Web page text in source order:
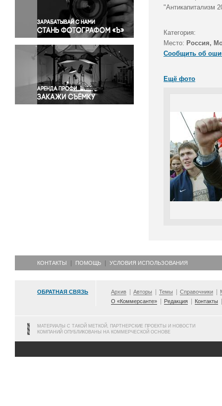
Правосудие
Происшествия и конфликты
Религия
Светская жизнь
Спорт
Экология
Экономика и бизнес
"Антикапитализм
Категория:
Место: Россия,
Сообщить об
Ещё фото
КОНТАКТЫ ПОМОЩЬ УСЛОВИЯ ИСПОЛЬЗОВАНИЯ
ОБРАТНАЯ СВЯЗЬ Архив Авторы Темы Справочники
О «Коммерсанте»
Редакция Контакты
МАТЕРИАЛЫ С ТАКОЙ МЕТКОЙ, ПАРТНЕРСКИЕ ПРОЕКТЫ И НОВОСТИ
КОМПАНИЙ ОПУБЛИКОВАНЫ НА КОММЕРЧЕСКОЙ ОСНОВЕ